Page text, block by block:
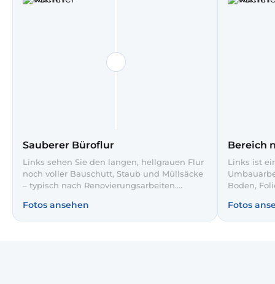
Sauberer Büroflur
Links sehen Sie den langen, hellgrauen Flur
noch voller Bauschutt, Staub und Müllsäcke
– typisch nach Renovierungsarbeiten.
Rückstände, entsorgt Abfall fachgerecht
und reinigt Böden sowie Türen gründlich.
Fotos ansehen
Bereich
Links ist
Boden,
sind
gereinigt,
Fotos